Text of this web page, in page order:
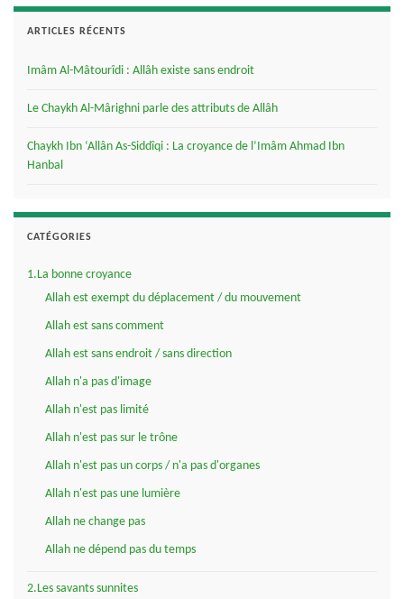
ARTICLES RÉCENTS
Imâm Al-Mâtourîdi : Allâh existe sans endroit
Le Chaykh Al-Mârighni parle des attributs de Allâh
Chaykh Ibn ‘Allân As-Siddîqi : La croyance de l’Imâm Ahmad Ibn
Hanbal
CATÉGORIES
1.La bonne croyance
Allah est exempt du déplacement / du mouvement
Allah est sans comment
Allah est sans endroit / sans direction
Allah n'a pas d'image
Allah n'est pas limité
Allah n'est pas sur le trône
Allah n'est pas un corps / n'a pas d'organes
Allah n'est pas une lumière
Allah ne change pas
Allah ne dépend pas du temps
2.Les savants sunnites